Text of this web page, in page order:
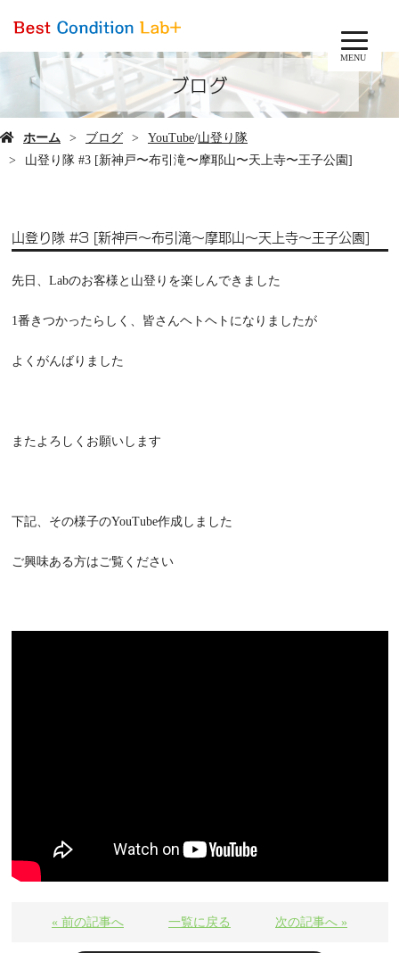
MENU
ブログ
ホーム ブログ YouTube/山登り隊
山登り隊 #3 [新神戸〜布引滝〜摩耶山〜天上寺〜王子公園]
山登り隊 #3 [新神戸〜布引滝〜摩耶山〜天上寺〜王子公園]
先日、Labのお客様と山登りを楽しんできました
1番きつかったらしく、皆さんヘトヘトになりましたが
よくがんばりました
またよろしくお願いします
下記、その様子のYouTube作成しました
ご興味ある方はご覧ください
« 前の記事へ 一覧に戻る 次の記事へ »